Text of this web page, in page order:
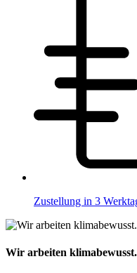
Zustellung in 3
Wir arbeiten klimabewusst.